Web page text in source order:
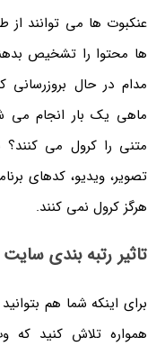
ها محتوا را تشخیص
مدام در حال
ماهی یک بار انجام می
تصویر، ویدیو، کدهای
هرگز کرول نمی کنند.
تاثیر رتبه بندی
برای اینکه شما هم
همواره تلاش کنید که